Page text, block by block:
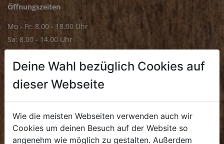
Öffnungszeiten
Mo - Fr: 8.00 - 18.00 Uhr
Sa: 8.00 - 14.00 Uhr
Mo - Fr: 8.00 - 16.00 Uhr
. +43 7272 4859 70
Deine Wahl bezüglich Cookies auf
dieser Webseite
Wie die meisten Webseiten verwenden auch wir
Cookies um deinen Besuch auf der Website so
angenehm wie möglich zu gestalten. Außerdem